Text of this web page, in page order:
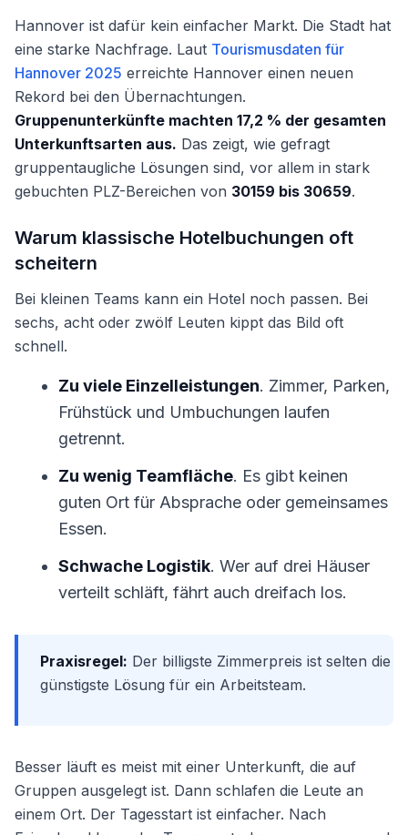
Hannover ist dafür kein einfacher Markt. Die Stadt hat
eine starke Nachfrage. Laut Tourismusdaten für
Hannover 2025 erreichte Hannover einen neuen
Rekord bei den Übernachtungen.
Gruppenunterkünfte machten 17,2 % der gesamten
Unterkunftsarten aus. Das zeigt, wie gefragt
gruppentaugliche Lösungen sind, vor allem in stark
gebuchten PLZ-Bereichen von 30159 bis 30659.
Warum klassische Hotelbuchungen oft
scheitern
Bei kleinen Teams kann ein Hotel noch passen. Bei
sechs, acht oder zwölf Leuten kippt das Bild oft
schnell.
Zu viele Einzelleistungen. Zimmer, Parken,
Frühstück und Umbuchungen laufen
getrennt.
Zu wenig Teamfläche. Es gibt keinen
guten Ort für Absprache oder gemeinsames
Essen.
Schwache Logistik. Wer auf drei Häuser
verteilt schläft, fährt auch dreifach los.
Praxisregel: Der billigste Zimmerpreis ist selten die
günstigste Lösung für ein Arbeitsteam.
Besser läuft es meist mit einer Unterkunft, die auf
Gruppen ausgelegt ist. Dann schlafen die Leute an
einem Ort. Der Tagesstart ist einfacher. Nach